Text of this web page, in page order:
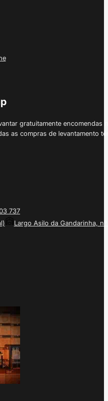
gratuitamente
as compras de levantamento
737
Largo Asilo da Gandarinha, nº